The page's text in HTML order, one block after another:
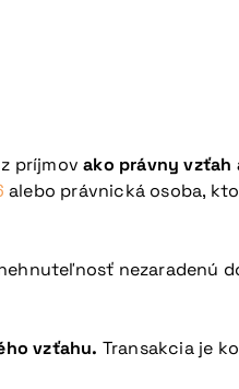
z príjmovako právny vzťah
alebo právnická osoba,
nezaradenú
vzťahu. Transakcia je